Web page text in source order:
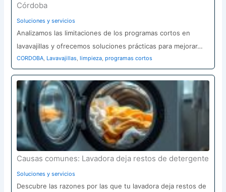
Córdoba
Soluciones y servicios
Analizamos las limitaciones de los programas cortos en
lavavajillas y ofrecemos soluciones prácticas para mejorar…
CORDOBA, Lavavajillas,limpieza,programas cortos
Causas comunes: Lavadora deja restos de detergente
Soluciones y servicios
Descubre las razones por las que tu lavadora deja restos de